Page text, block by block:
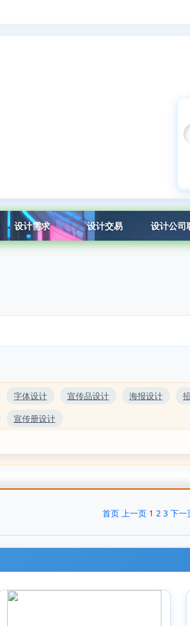
设计需求 设计交易 设计公司
字体设计 宣传品设计 海报设计
宣传册设计
首页 上一页 1 2 3 下一